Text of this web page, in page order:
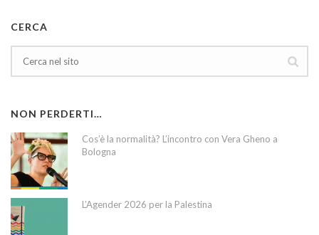
CERCA
NON PERDERTI…
Cos’è la normalità? L’incontro con Vera Gheno a
Bologna
L’Agender 2026 per la Palestina